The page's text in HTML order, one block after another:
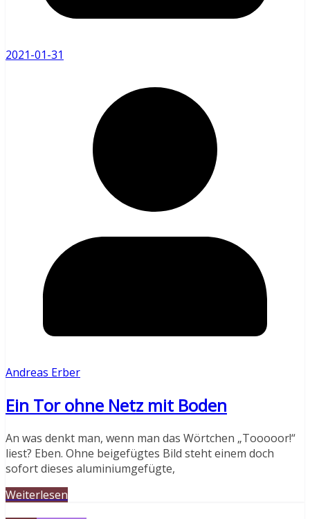
2021-01-31
Andreas Erber
Ein Tor ohne Netz mit Boden
An was denkt man, wenn man das Wörtchen „Tooooor!“
liest? Eben. Ohne beigefügtes Bild steht einem doch
sofort dieses aluminiumgefügte,
Weiterlesen